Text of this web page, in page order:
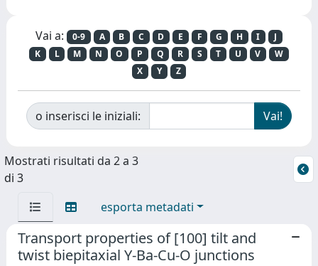
Vai a: 0-9 A B C D E F G H I
J
K
L M N O P Q R S T U V
W
X
Y Z
o inserisci le iniziali:
Mostrati risultati da 2 a 3
di 3
esporta metadati
Transport properties of [100] tilt and
twist biepitaxial Y-Ba-Cu-O junctions